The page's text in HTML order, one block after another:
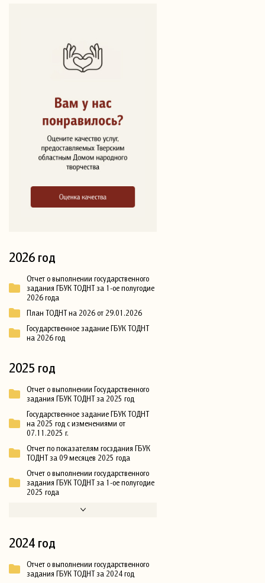
2026 год
Отчет о выполнении государственного
задания ГБУК ТОДНТ за 1-ое полугодие
2026 года
План ТОДНТ на 2026 от 29.01.2026
Государственное задание ГБУК ТОДНТ
на 2026 год
2025 год
Отчет о выполнении Государственного
задания ГБУК ТОДНТ за 2025 год
Государственное задание ГБУК ТОДНТ
на 2025 год с изменениями от
07.11.2025 г.
Отчет по показателям госздания ГБУК
ТОДНТ за 09 месяцев 2025 года
Отчет о выполнении государственного
задания ГБУК ТОДНТ за 1-ое полугодие
2025 года
2024 год
Отчет о выполнении государственного
задания ГБУК ТОДНТ за 2024 год